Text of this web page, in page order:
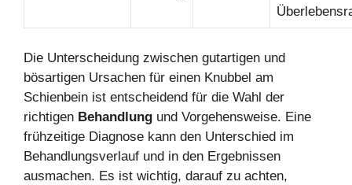
Die Unterscheidung zwischen gutartigen und
bösartigen Ursachen für einen Knubbel am
Schienbein ist entscheidend für die Wahl der
richtigen Behandlung und Vorgehensweise. Eine
frühzeitige Diagnose kann den Unterschied im
Behandlungsverlauf und in den Ergebnissen
ausmachen. Es ist wichtig, darauf zu achten,